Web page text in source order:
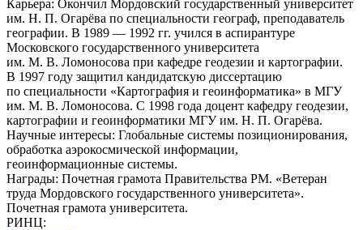
Карьера: Окончил Мордовский государственный университет
им. Н. П. Огарёва по специальности географ, преподаватель
географии. В 1989 — 1992 гг. учился в аспирантуре
Московского государственного университета
им. М. В. Ломоносова при кафедре геодезии и картографии.
В 1997 году защитил кандидатскую диссертацию
по специальности «Картография и геоинформатика» в МГУ
им. М. В. Ломоносова. С 1998 года доцент кафедру геодезии,
картографии и геоинформатики МГУ им. Н. П. Огарёва.
Научные интересы: Глобальные системы позиционирования,
обработка аэрокосмической информации,
геоинформационные системы.
Награды: Почетная грамота Правительства РМ. «Ветеран
труда Мордовского государственного университета».
Почетная грамота университета.
РИНЦ: